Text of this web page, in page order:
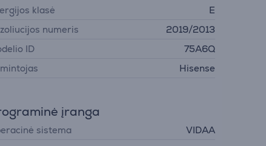
klasė
E
numeris
2019/2013
ID
75A6Q
Hisense
įranga
sistema VIDAA